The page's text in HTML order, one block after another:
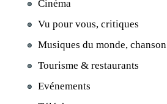
Cinéma
Vu pour vous, critiques
Musiques du monde, chanson
Tourisme & restaurants
Evénements